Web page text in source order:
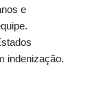
e
indenização.